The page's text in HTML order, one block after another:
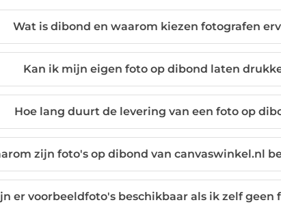
Wat is dibond en waarom kiezen fotografen
Kan ik mijn eigen foto op dibond laten
Hoe lang duurt de levering van een foto op
zijn foto's op dibond van canvaswinkel.nl
er voorbeeldfoto's beschikbaar als ik zelf geen